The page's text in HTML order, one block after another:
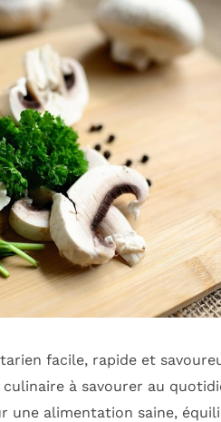
facile, rapide et
à savourer au
une alimentation saine,